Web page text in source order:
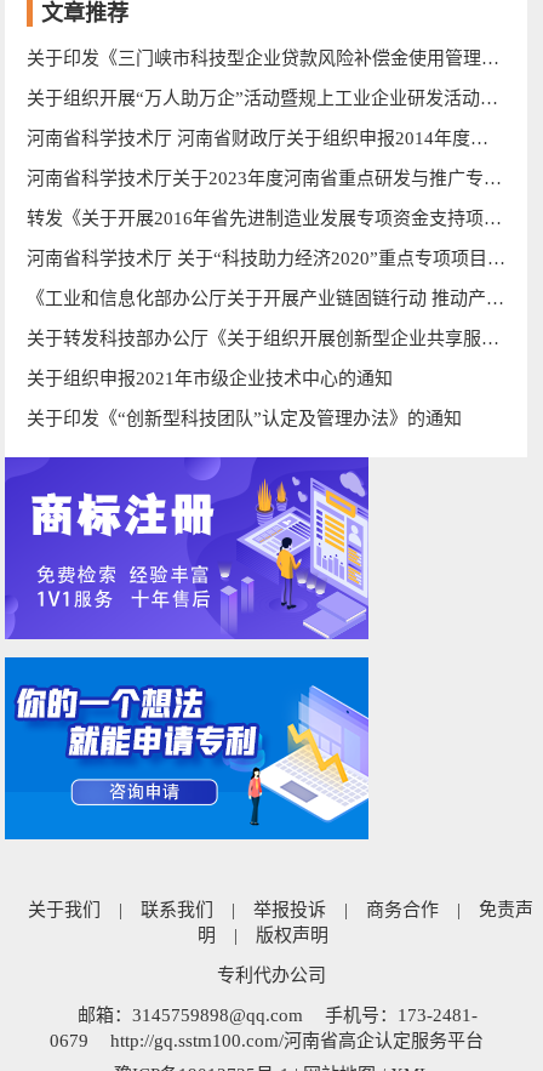
文章推荐
关于印发《三门峡市科技型企业贷款风险补偿金使用管理办法》（试行）
关于组织开展“万人助万企”活动暨规上工业企业研发活动全覆盖创新政策线上宣讲活动的通知
河南省科学技术厅 河南省财政厅关于组织申报2014年度河南省科技型中小企业技术创新资金的通知
河南省科学技术厅关于2023年度河南省重点研发与推广专项 （软科学）拟支持项目的公示_河南科学技术厅
转发《关于开展2016年省先进制造业发展专项资金支持项目实施情况监督检查和绩效评价的通知》
河南省科学技术厅 关于“科技助力经济2020”重点专项项目立项的通知_河南科技网
《工业和信息化部办公厅关于开展产业链固链行动 推动产业链协同复工复产的通知》政策解读
关于转发科技部办公厅《关于组织开展创新型企业共享服务平台加盟工作的通知》的通知
关于组织申报2021年市级企业技术中心的通知
关于印发《“创新型科技团队”认定及管理办法》的通知
关于我们 | 联系我们 | 举报投诉 | 商务合作 |
免责声
明
| 版权声明
专利代办公司
邮箱：3145759898@qq.com
手机号：173-2481-
0679
http://gq.sstm100.com/河南省高企认定服务平台